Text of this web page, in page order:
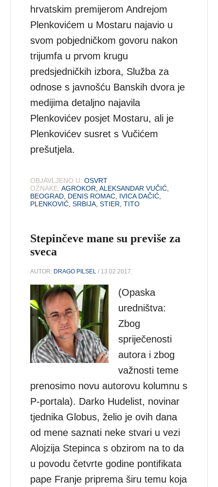
hrvatskim premijerom Andrejom
Plenkovićem u Mostaru najavio u
svom pobjedničkom govoru nakon
trijumfa u prvom krugu
predsjedničkih izbora, Služba za
odnose s javnošću Banskih dvora je
medijima detaljno najavila
Plenkovićev posjet Mostaru, ali je
Plenkovićev susret s Vučićem
prešutjela.
OBJAVLJENO U: OSVRT
OZNAKE: AGROKOR,ALEKSANDAR VUČIĆ,
BEOGRAD, DENIS ROMAC, IVICA DAČIĆ,
PLENKOVIĆ,SRBIJA,STIER,TITO
Stepinčeve mane su previše za
sveca
AUTOR: DRAGO PILSEL / 13.02.2017.
(Opaska
uredništva:
Zbog
spriječenosti
autora i zbog
važnosti teme
prenosimo novu autorovu kolumnu s
P-portala). Darko Hudelist, novinar
tjednika Globus, želio je ovih dana
od mene saznati neke stvari u vezi
Alojzija Stepinca s obzirom na to da
u povodu četvrte godine pontifikata
pape Franje priprema širu temu koja